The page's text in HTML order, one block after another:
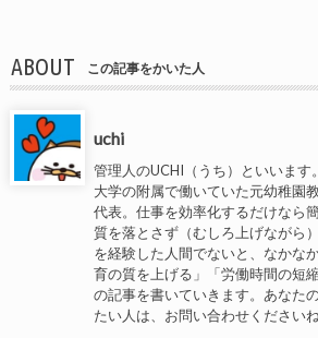
ABOUT この記事をかいた人
uchi
管理人のUCHI（うち）といいます
大学の附属で働いていた元幼稚園
代表。仕事を効率化するだけなら
質を落とさず（むしろ上げながら
を経験した人間でないと、なかな
育の質を上げる」「労働時間の短
の記事を書いていきます。あなた
たい人は、お問い合わせくださいね